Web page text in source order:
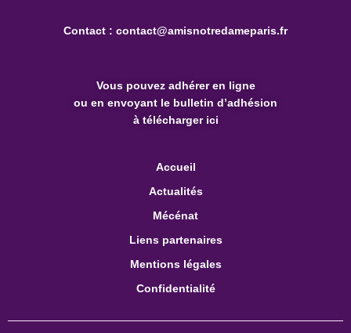
Contact : contact@amisnotredameparis.fr
Vous pouvez adhérer en ligne
ou en envoyant le bulletin d’adhésion
à télécharger ici
Accueil
Actualités
Mécénat
Liens partenaires
Mentions légales
Confidentialité